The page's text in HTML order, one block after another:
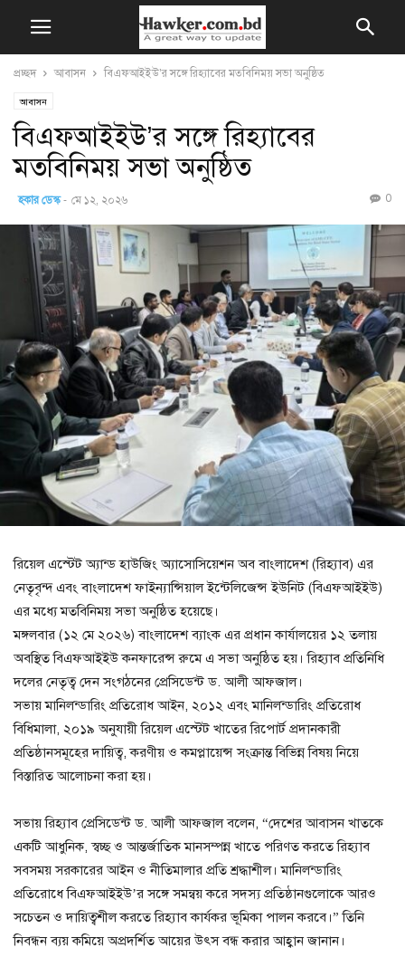
প্রচ্ছদ আবাসন বিএফআইইউ’র সঙ্গে রিহ্যাবের মতবিনিময় সভা অনুষ্ঠিত
আবাসন
বিএফআইইউ’র সঙ্গে রিহ্যাবের
মতবিনিময় সভা অনুষ্ঠিত
হকার ডেস্ক - মে ১২, ২০২৬ 0
রিয়েল এস্টেট অ্যান্ড হাউজিং অ্যাসোসিয়েশন অব বাংলাদেশ (রিহ্যাব) এর
নেতৃবৃন্দ এবং বাংলাদেশ ফাইন্যান্সিয়াল ইন্টেলিজেন্স ইউনিট (বিএফআইইউ)
এর মধ্যে মতবিনিময় সভা অনুষ্ঠিত হয়েছে।
মঙ্গলবার (১২ মে ২০২৬) বাংলাদেশ ব্যাংক এর প্রধান কার্যালয়ের ১২ তলায়
অবস্থিত বিএফআইইউ কনফারেন্স রুমে এ সভা অনুষ্ঠিত হয়। রিহ্যাব প্রতিনিধি
দলের নেতৃত্ব দেন সংগঠনের প্রেসিডেন্ট ড. আলী আফজাল।
সভায় মানিলন্ডারিং প্রতিরোধ আইন, ২০১২ এবং মানিলন্ডারিং প্রতিরোধ
বিধিমালা, ২০১৯ অনুযায়ী রিয়েল এস্টেট খাতের রিপোর্ট প্রদানকারী
প্রতিষ্ঠানসমূহের দায়িত্ব, করণীয় ও কমপ্লায়েন্স সংক্রান্ত বিভিন্ন বিষয় নিয়ে
বিস্তারিত আলোচনা করা হয়।
সভায় রিহ্যাব প্রেসিডেন্ট ড. আলী আফজাল বলেন, “দেশের আবাসন খাতকে
একটি আধুনিক, স্বচ্ছ ও আন্তর্জাতিক মানসম্পন্ন খাতে পরিণত করতে রিহ্যাব
সবসময় সরকারের আইন ও নীতিমালার প্রতি শ্রদ্ধাশীল। মানিলন্ডারিং
প্রতিরোধে বিএফআইইউ’র সঙ্গে সমন্বয় করে সদস্য প্রতিষ্ঠানগুলোকে আরও
সচেতন ও দায়িত্বশীল করতে রিহ্যাব কার্যকর ভূমিকা পালন করবে।” তিনি
নিবন্ধন ব্যয় কমিয়ে অপ্রদর্শিত আয়ের উৎস বন্ধ করার আহ্বান জানান।